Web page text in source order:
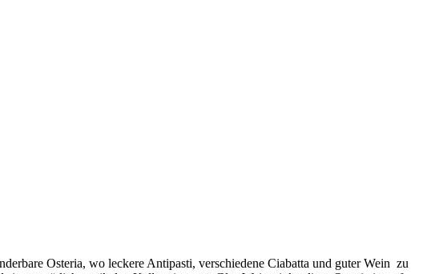
Osteria, wo leckere Antipasti, verschiedene Ciabatta und guter Wein zu